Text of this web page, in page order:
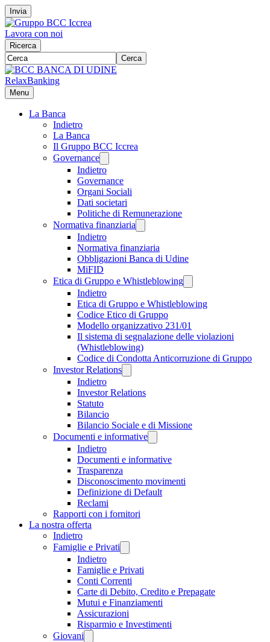
Invia
Lavora con noi
Ricerca
Cerca
RelaxBanking
Menu
La Banca
Indietro
La Banca
Il Gruppo BCC Iccrea
Governance
Indietro
Governance
Organi Sociali
Dati societari
Politiche di Remunerazione
Normativa finanziaria
Indietro
Normativa finanziaria
Obbligazioni Banca di Udine
MiFID
Etica di Gruppo e Whistleblowing
Indietro
Etica di Gruppo e Whistleblowing
Codice Etico di Gruppo
Modello organizzativo 231/01
Il sistema di segnalazione delle violazioni
(Whistleblowing)
Codice di Condotta Anticorruzione di Gruppo
Investor Relations
Indietro
Investor Relations
Statuto
Bilancio
Bilancio Sociale e di Missione
Documenti e informative
Indietro
Documenti e informative
Trasparenza
Disconoscimento movimenti
Definizione di Default
Reclami
Rapporti con i fornitori
La nostra offerta
Indietro
Famiglie e Privati
Indietro
Famiglie e Privati
Conti Correnti
Carte di Debito, Credito e Prepagate
Mutui e Finanziamenti
Assicurazioni
Risparmio e Investimenti
Giovani